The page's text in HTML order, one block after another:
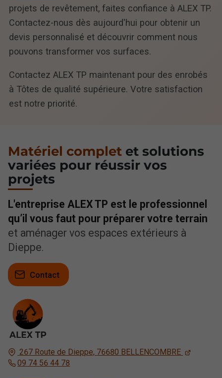
projets de revêtement, faites confiance à ALEX TP.
Contactez-nous dès aujourd'hui pour obtenir un
devis personnalisé et découvrir comment nous
pouvons transformer vos surfaces.
Contactez ALEX TP maintenant pour des enrobés
à Tôtes de qualité supérieure. Votre satisfaction
est notre priorité.
267 Route de Dieppe, 76680 BELLENCOMBRE
09 74 56 44 78
Matériel complet et solutions
variées pour réussir vos
projets
L'entreprise ALEX TP est le professionnel
qu’il vous faut pour préparer votre terrain
et aménager vos espaces extérieurs à
Dieppe.
Contact